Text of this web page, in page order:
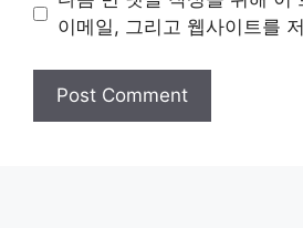
이메일, 그리고 웹사이트를